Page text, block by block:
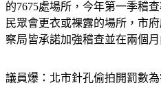
的7675處場所，今年第一季稽
民眾會更衣或裸露的場所，市
察局皆承諾加強稽查並在兩個月
議員爆：北市針孔偷拍開罰數